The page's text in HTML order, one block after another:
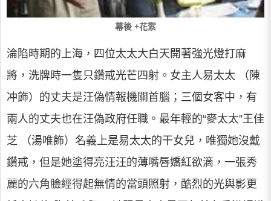
幕後 +花絮
淪陷時期的上海，四位太太大白天開著強光燈打麻
將，洗牌時一隻只鑽戒光芒四射。女主人易太太 （陳
冲飾）的丈夫是汪偽情報機關首腦；三個女客中，有
兩人的丈夫也在汪偽政府任職。最年輕的“麥太太”王佳
芝 （湯唯飾）名義上是易太太的干女兒，唯獨她沒戴
鑽戒，但是她塗得亮汪汪的薄嘴唇嬌紅欲滴，一張秀
麗的六角臉經得起無情的當頭照射，酷烈的光與影更